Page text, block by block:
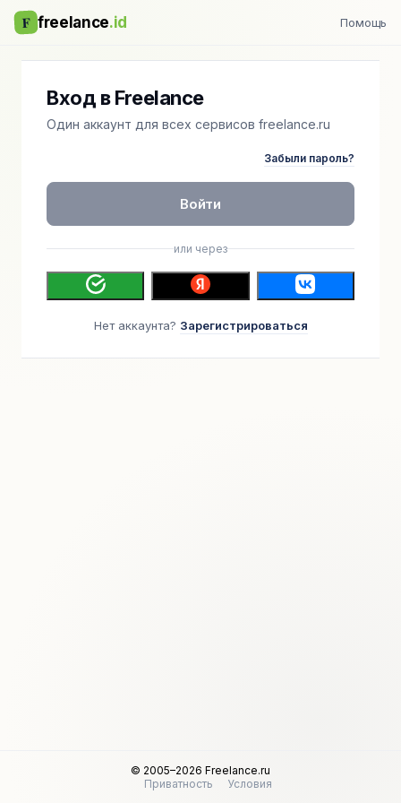
F freelance.id Помощь
Вход в Freelance
Один аккаунт для всех сервисов freelance.ru
Забыли пароль?
Войти
или через
Нет аккаунта? Зарегистрироваться
© 2005–2026 Freelance.ru
Приватность
Условия